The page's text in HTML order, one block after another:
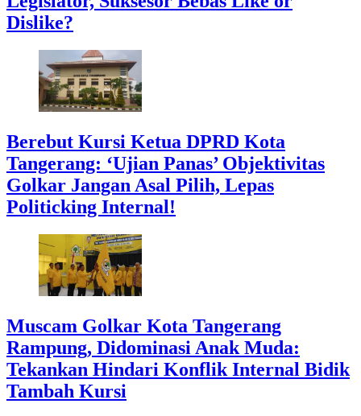
Dislike?
Berebut Kursi Ketua DPRD Kota
Tangerang: ‘Ujian Panas’ Objektivitas
Golkar Jangan Asal Pilih, Lepas
Politicking Internal!
Muscam Golkar Kota Tangerang
Rampung, Didominasi Anak Muda:
Tekankan Hindari Konflik Internal Bidik
Tambah Kursi